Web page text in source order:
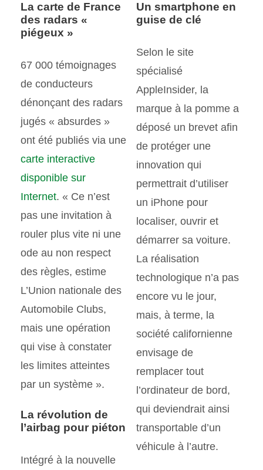
La carte de France
des radars «
piégeux »
67 000 témoignages
de conducteurs
dénonçant des radars
jugés « absurdes »
ont été publiés via une
carte interactive
disponible sur
Internet. « Ce n’est
pas une invitation à
rouler plus vite ni une
ode au non respect
des règles, estime
L’Union nationale des
Automobile Clubs,
mais une opération
qui vise à constater
les limites atteintes
par un système ».
La révolution de
l’airbag pour piéton
Intégré à la nouvelle
Un smartphone en
guise de clé
Selon le site
spécialisé
AppleInsider, la
marque à la pomme a
déposé un brevet afin
de protéger une
innovation qui
permettrait d’utiliser
un iPhone pour
localiser, ouvrir et
démarrer sa voiture.
La réalisation
technologique n’a pas
encore vu le jour,
mais, à terme, la
société californienne
envisage de
remplacer tout
l’ordinateur de bord,
qui deviendrait ainsi
transportable d’un
véhicule à l’autre.